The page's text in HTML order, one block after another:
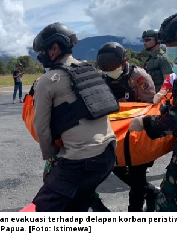
evakuasi terhadap delapan korban
[Foto: Istimewa]